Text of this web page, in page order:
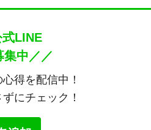
LINE
集中／／
得を配信中！
にチェック！